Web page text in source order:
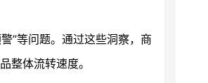
”等问题。通过这些洞察，商
整体流转速度。